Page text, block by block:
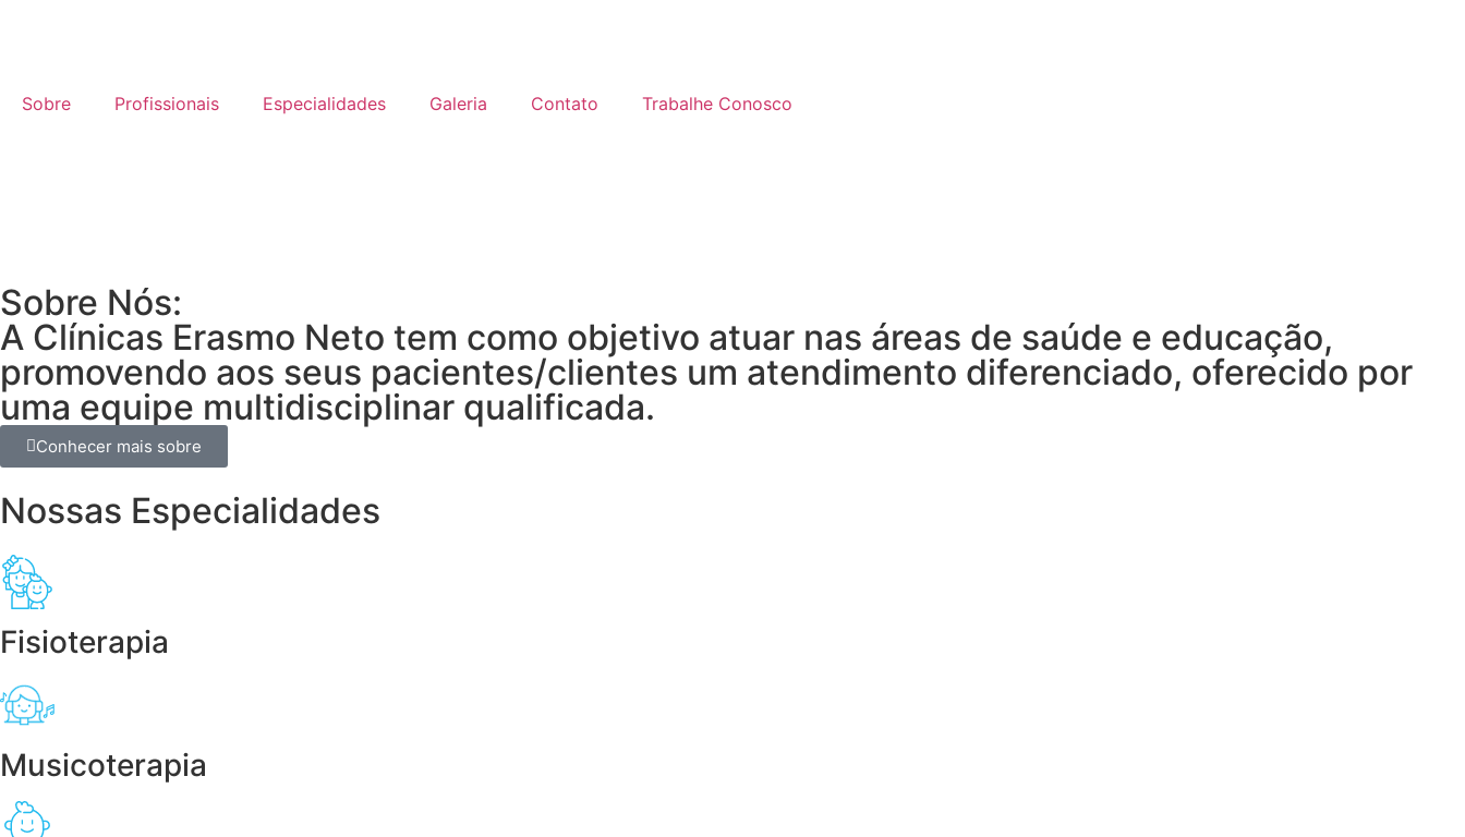
Sobre Profissionais Especialidades Galeria Contato Trabalhe Conosco
Sobre Nós:
A Clínicas Erasmo Neto tem como objetivo atuar nas áreas de saúde e educação,
promovendo aos seus pacientes/clientes um atendimento diferenciado, oferecido por
uma equipe multidisciplinar qualificada.
Conhecer mais sobre
Nossas Especialidades
Fisioterapia
Musicoterapia